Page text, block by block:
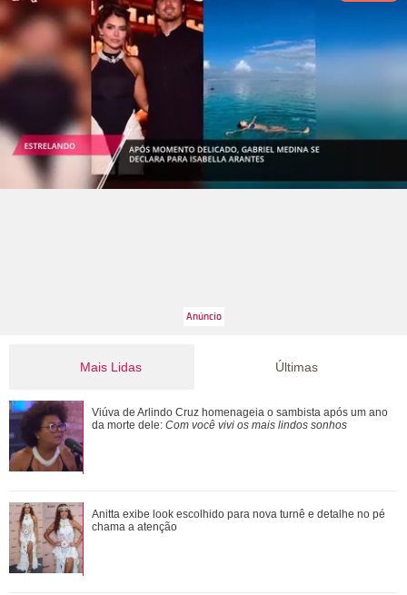
Mais Lidas
Bruna Marquezine e Shawn Mendes vivem momento
especial em projeto social durante aniversário...
Bruna Marquezine, Camila Cabello, Hailey Bieber...
Relembre os amores - e affairs - de Shawn ...
Últimas
Viúva de Arlindo Cruz homenageia o sambista após um ano
da morte dele: Com você vivi os mais lindos sonhos
Anitta exibe look escolhido para nova turnê e detalhe no pé
chama a atenção